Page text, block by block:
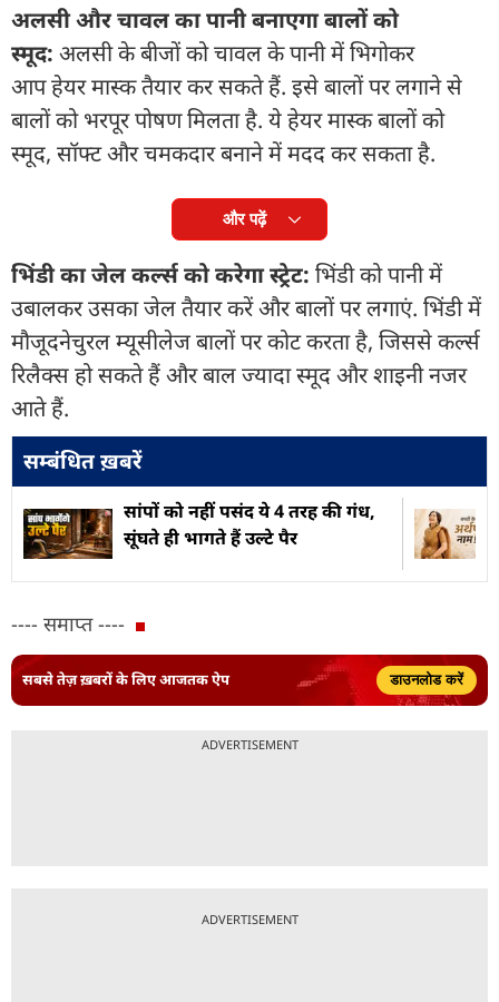
अलसी और चावल का पानी बनाएगा बालों को
स्मूद: अलसी के बीजों को चावल के पानी में भिगोकर
आप हेयर मास्क तैयार कर सकते हैं. इसे बालों पर लगाने से
बालों को भरपूर पोषण मिलता है. ये हेयर मास्क बालों को
स्मूद, सॉफ्ट और चमकदार बनाने में मदद कर सकता है.
और पढ़ें
भिंडी का जेल कर्ल्स को करेगा स्ट्रेट: भिंडी को पानी में
उबालकर उसका जेल तैयार करें और बालों पर लगाएं. भिंडी में
मौजूदनेचुरल म्यूसीलेज बालों पर कोट करता है, जिससे कर्ल्स
रिलैक्स हो सकते हैं और बाल ज्यादा स्मूद और शाइनी नजर
आते हैं.
सम्बंधित ख़बरें
सांपों को नहीं पसंद ये 4 तरह की गंध,
सूंघते ही भागते हैं उल्टे पैर
---- समाप्त ----
सबसे तेज़ ख़बरों के लिए आजतक ऐप डाउनलोड करें
ADVERTISEMENT
ADVERTISEMENT